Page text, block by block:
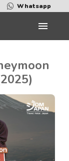
Whatsapp